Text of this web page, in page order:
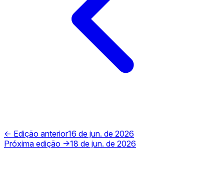
← Edição anterior16 de jun. de 2026
Próxima edição →18 de jun. de 2026